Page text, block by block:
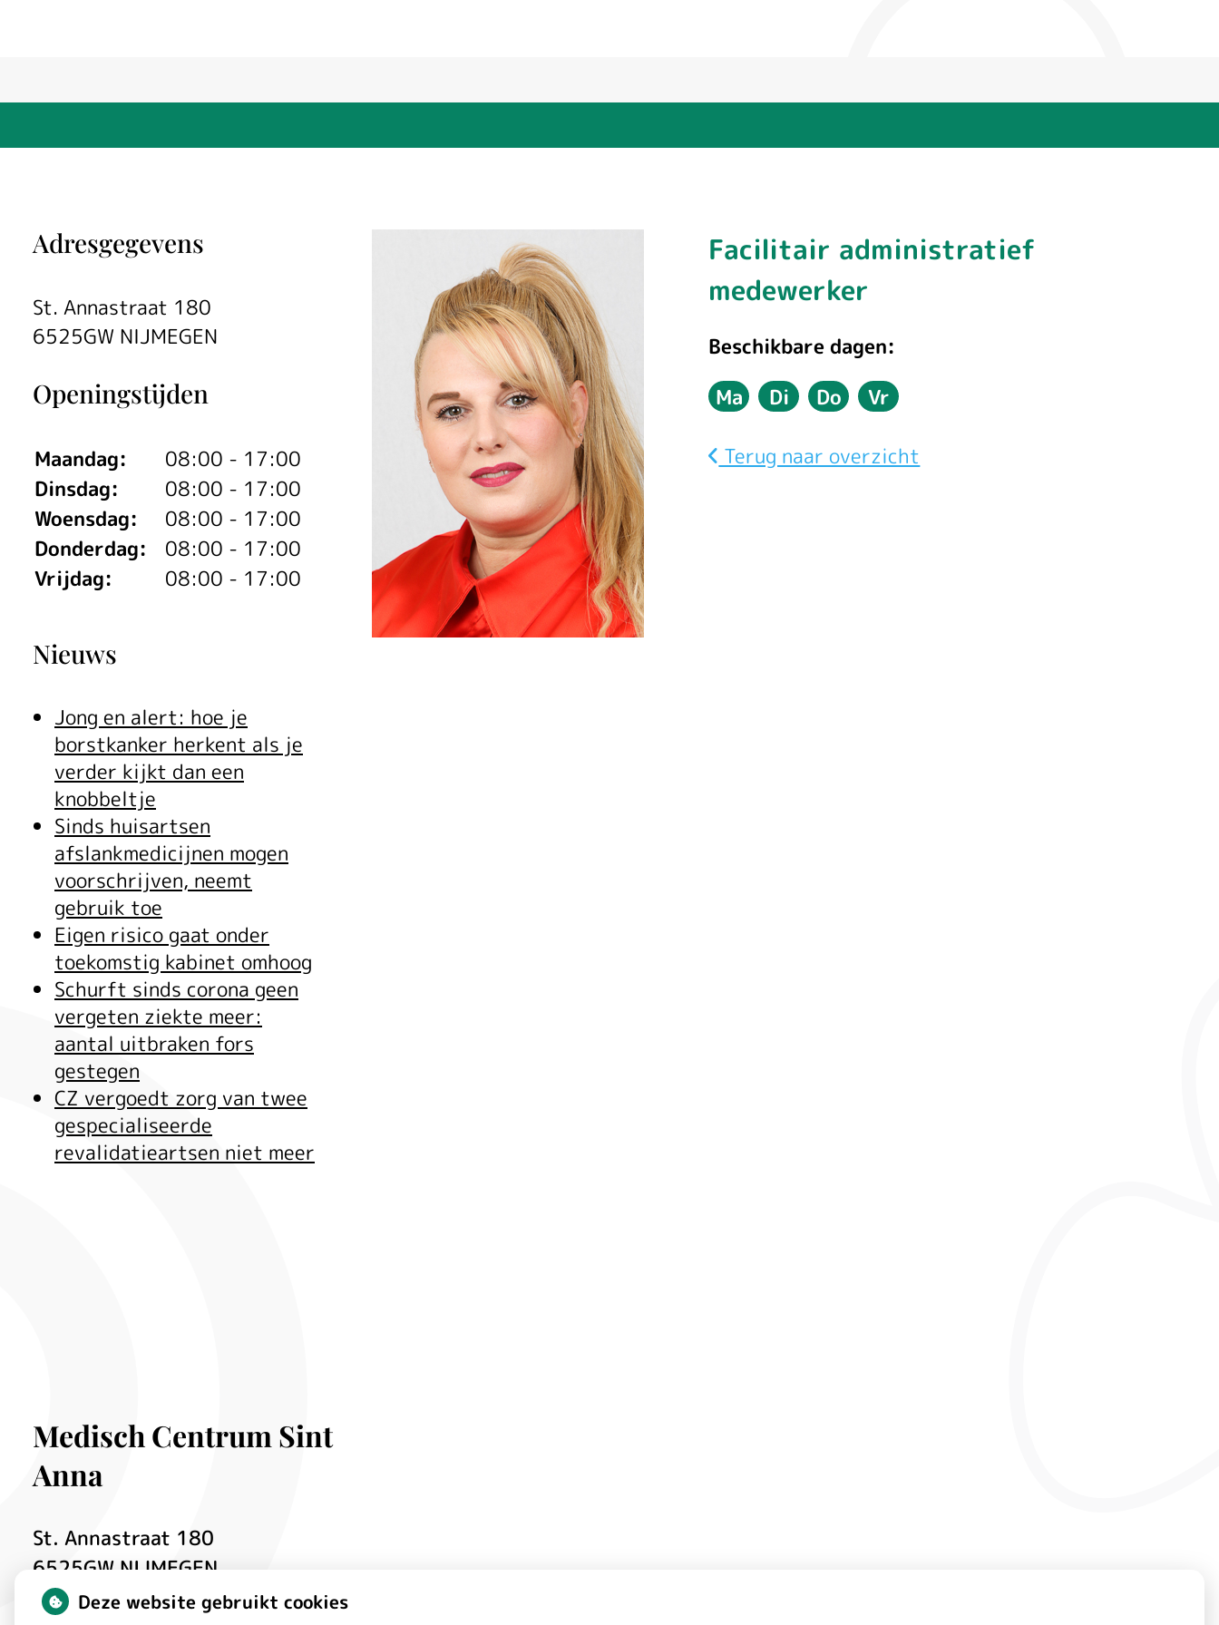
Kelly
Facilitair administratief
medewerker
Beschikbare dagen:
Maandag
Ma Dinsdag
Di Donderdag
Do Vrijdag
Vr
Terug naar overzicht
Adresgegevens
St. Annastraat 180
6525GW NIJMEGEN
Openingstijden
Maandag:
08:00 - 17:00
Dinsdag:
08:00 - 17:00
Woensdag:
08:00 - 17:00
Donderdag:
08:00 - 17:00
Vrijdag:
08:00 - 17:00
Nieuws
Jong en alert: hoe je
borstkanker herkent als je
verder kijkt dan een
knobbeltje
Sinds huisartsen
afslankmedicijnen mogen
voorschrijven, neemt
gebruik toe
Eigen risico gaat onder
toekomstig kabinet omhoog
Schurft sinds corona geen
vergeten ziekte meer:
aantal uitbraken fors
gestegen
CZ vergoedt zorg van twee
gespecialiseerde
revalidatieartsen niet meer
Medisch Centrum Sint
Anna
St. Annastraat 180
6525GW NIJMEGEN
Deze website gebruikt cookies